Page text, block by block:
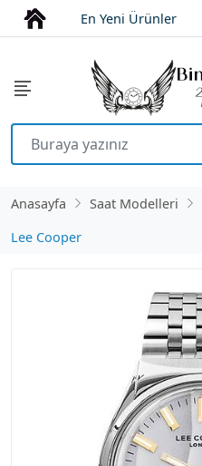
En Yeni Ürünler
Anasayfa Saat Modelleri
Lee Cooper